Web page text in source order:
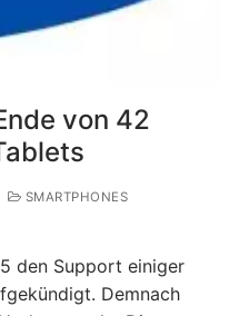
von 42
SMARTPHONES
den Support einiger
Demnach